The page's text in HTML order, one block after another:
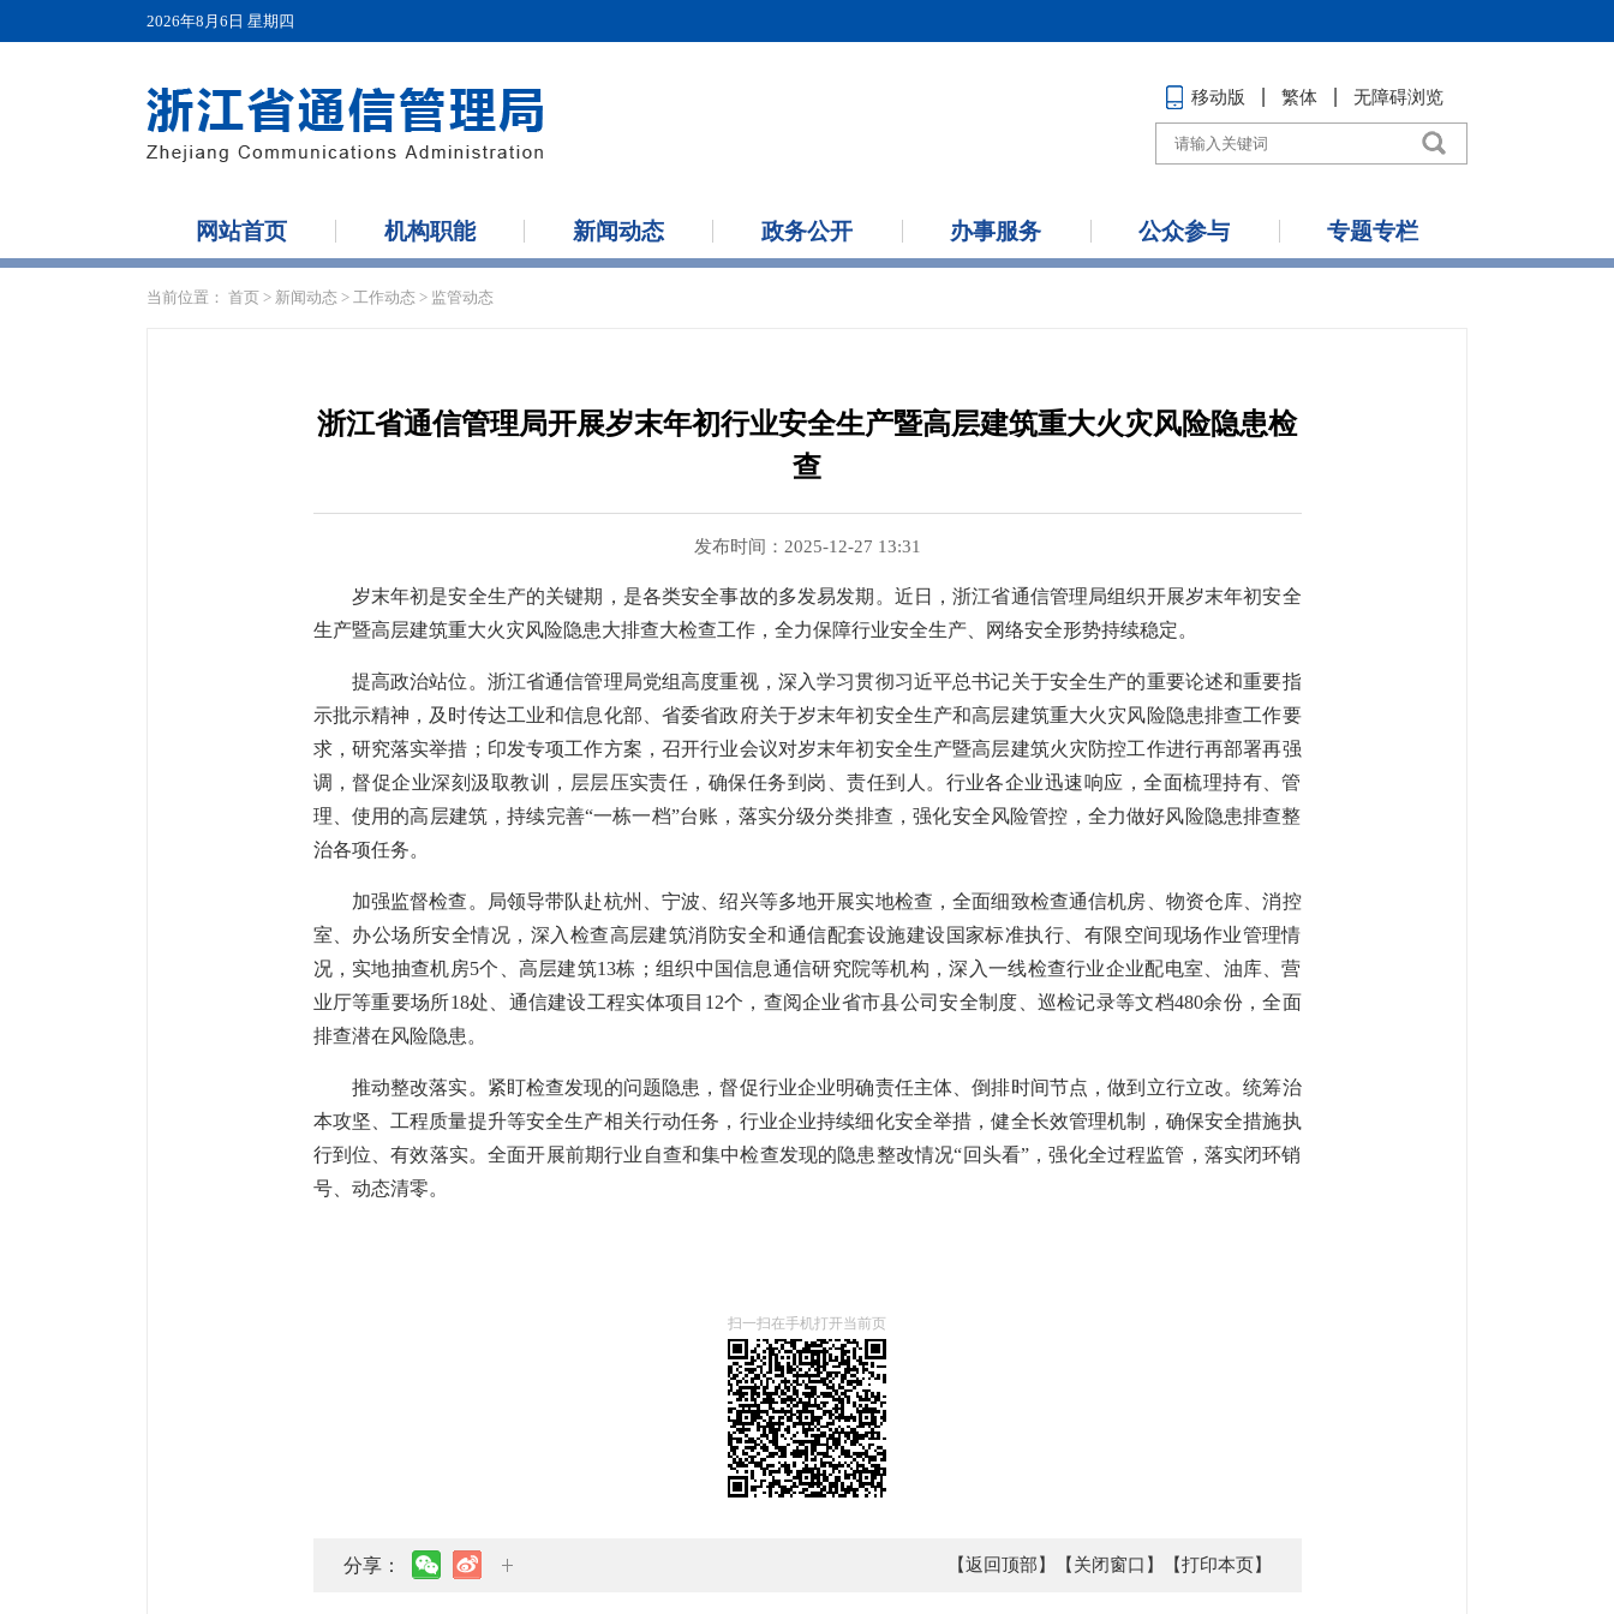
2026年8月6日 星期四
移动版 繁体 无障碍浏览
网站首页 机构职能 新闻动态 政务公开 办事服务 公众参与 专题专栏
当前位置： 首页 > 新闻动态 > 工作动态 > 监管动态
浙江省通信管理局开展岁末年初行业安全生产暨高层建筑重大火灾风险隐患检
查
发布时间：2025-12-27 13:31
岁末年初是安全生产的关键期，是各类安全事故的多发易发期。近日，浙江省通信管理局组织开展岁末年初安全
生产暨高层建筑重大火灾风险隐患大排查大检查工作，全力保障行业安全生产、网络安全形势持续稳定。
提高政治站位。浙江省通信管理局党组高度重视，深入学习贯彻习近平总书记关于安全生产的重要论述和重要指
示批示精神，及时传达工业和信息化部、省委省政府关于岁末年初安全生产和高层建筑重大火灾风险隐患排查工作要
求，研究落实举措；印发专项工作方案，召开行业会议对岁末年初安全生产暨高层建筑火灾防控工作进行再部署再强
调，督促企业深刻汲取教训，层层压实责任，确保任务到岗、责任到人。行业各企业迅速响应，全面梳理持有、管
理、使用的高层建筑，持续完善“一栋一档”台账，落实分级分类排查，强化安全风险管控，全力做好风险隐患排查整
治各项任务。
加强监督检查。局领导带队赴杭州、宁波、绍兴等多地开展实地检查，全面细致检查通信机房、物资仓库、消控
室、办公场所安全情况，深入检查高层建筑消防安全和通信配套设施建设国家标准执行、有限空间现场作业管理情
况，实地抽查机房5个、高层建筑13栋；组织中国信息通信研究院等机构，深入一线检查行业企业配电室、油库、营
业厅等重要场所18处、通信建设工程实体项目12个，查阅企业省市县公司安全制度、巡检记录等文档480余份，全面
排查潜在风险隐患。
推动整改落实。紧盯检查发现的问题隐患，督促行业企业明确责任主体、倒排时间节点，做到立行立改。统筹治
本攻坚、工程质量提升等安全生产相关行动任务，行业企业持续细化安全举措，健全长效管理机制，确保安全措施执
行到位、有效落实。全面开展前期行业自查和集中检查发现的隐患整改情况“回头看”，强化全过程监管，落实闭环销
号、动态清零。
扫一扫在手机打开当前页
分享： 【返回顶部】 【关闭窗口】 【打印本页】